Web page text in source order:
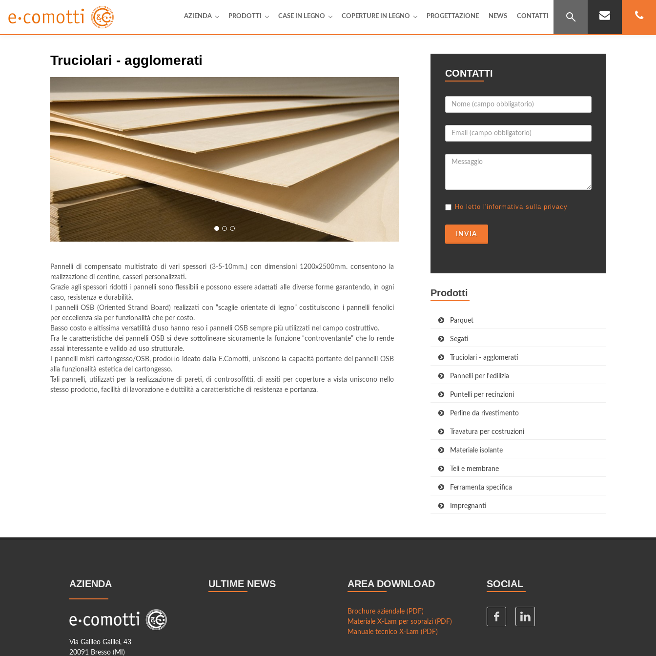
AZIENDA PRODOTTI CASE IN LEGNO COPERTURE IN LEGNO PROGETTAZIONE NEWS CONTATTI
Truciolari - agglomerati
Pannelli di compensato multistrato di vari spessori (3-5-10mm.) con dimensioni 1200x2500mm. consentono la
realizzazione di centine, casseri personalizzati.
Grazie agli spessori ridotti i pannelli sono flessibili e possono essere adattati alle diverse forme garantendo, in ogni
caso, resistenza e durabilità.
I pannelli OSB (Oriented Strand Board) realizzati con “scaglie orientate di legno” costituiscono i pannelli fenolici
per eccellenza sia per funzionalità che per costo.
Basso costo e altissima versatilità d’uso hanno reso i pannelli OSB sempre più utilizzati nel campo costruttivo.
Fra le caratteristiche dei pannelli OSB si deve sottolineare sicuramente la funzione “controventante” che lo rende
assai interessante e valido ad uso strutturale.
I pannelli misti cartongesso/OSB, prodotto ideato dalla E.Comotti, uniscono la capacità portante dei pannelli OSB
alla funzionalità estetica del cartongesso.
Tali pannelli, utilizzati per la realizzazione di pareti, di controsoffitti, di assiti per coperture a vista uniscono nello
stesso prodotto, facilità di lavorazione e duttilità a caratteristiche di resistenza e portanza.
CONTATTI
Ho letto l'informativa sulla privacy
INVIA
Prodotti
Parquet
Segati
Truciolari - agglomerati
Pannelli per l'edilizia
Puntelli per recinzioni
Perline da rivestimento
Travatura per costruzioni
Materiale isolante
Teli e membrane
Ferramenta specifica
Impregnanti
AZIENDA
Via Galileo Galilei, 43
20091 Bresso (MI)
ULTIME NEWS AREA DOWNLOAD
Brochure aziendale (PDF)
Materiale X-Lam per sopralzi (PDF)
Manuale tecnico X-Lam (PDF)
SOCIAL